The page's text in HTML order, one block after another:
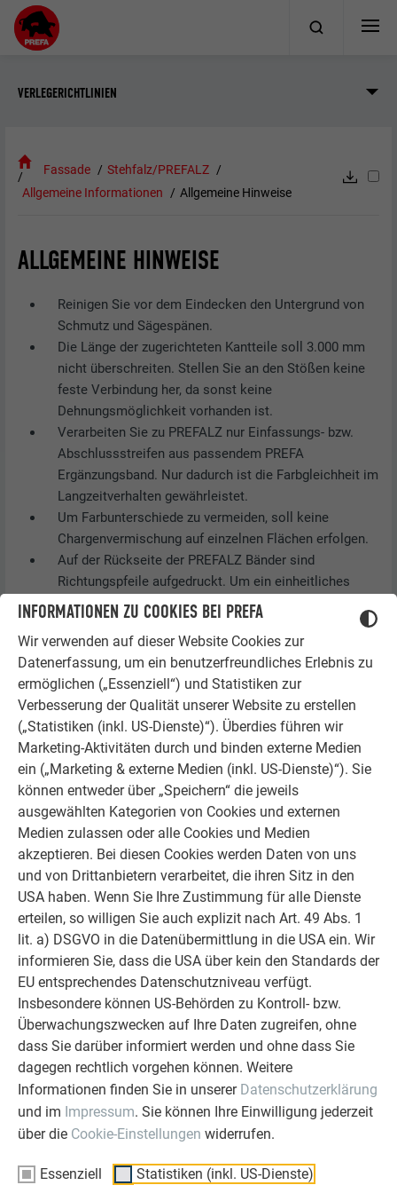
INFORMATIONEN ZU COOKIES BEI PREFA
Wir verwenden auf dieser Website Cookies zur
Datenerfassung, um ein benutzerfreundliches Erlebnis zu
ermöglichen („Essenziell“) und Statistiken zur
Verbesserung der Qualität unserer Website zu erstellen
(„Statistiken (inkl. US-Dienste)“). Überdies führen wir
Marketing-Aktivitäten durch und binden externe Medien
ein („Marketing & externe Medien (inkl. US-Dienste)“). Sie
können entweder über „Speichern“ die jeweils
ausgewählten Kategorien von Cookies und externen
Medien zulassen oder alle Cookies und Medien
akzeptieren. Bei diesen Cookies werden Daten von uns
und von Drittanbietern verarbeitet, die ihren Sitz in den
USA haben. Wenn Sie Ihre Zustimmung für alle Dienste
erteilen, so willigen Sie auch explizit nach Art. 49 Abs. 1
lit. a) DSGVO in die Datenübermittlung in die USA ein. Wir
informieren Sie, dass die USA über kein den Standards der
EU entsprechendes Datenschutzniveau verfügt.
Insbesondere können US-Behörden zu Kontroll- bzw.
Überwachungszwecken auf Ihre Daten zugreifen, ohne
dass Sie darüber informiert werden und ohne dass Sie
dagegen rechtlich vorgehen können. Weitere
Informationen finden Sie in unserer Datenschutzerklärung
und im Impressum. Sie können Ihre Einwilligung jederzeit
über die Cookie-Einstellungen widerrufen.
Essenziell Statistiken (inkl. US-Dienste)
VERLEGERICHTLINIEN
Fassade
Stehfalz/PREFALZ
Allgemeine Informationen
Allgemeine Hinweise
ALLGEMEINE HINWEISE
Reinigen Sie vor dem Eindecken den Untergrund von
Schmutz und Sägespänen.
Die Länge der zugerichteten Kantteile soll 3.000 mm
nicht überschreiten. Stellen Sie an den Stößen keine
feste Verbindung her, da sonst keine
Dehnungsmöglichkeit vorhanden ist.
Verarbeiten Sie zu PREFALZ nur Einfassungs- bzw.
Abschlussstreifen aus passendem PREFA
Ergänzungsband. Nur dadurch ist die Farbgleichheit im
Langzeitverhalten gewährleistet.
Um Farbunterschiede zu vermeiden, soll keine
Chargenvermischung auf einzelnen Flächen erfolgen.
Auf der Rückseite der PREFALZ Bänder sind
Richtungspfeile aufgedruckt. Um ein einheitliches
Erscheinungsbild zu erzielen, achten Sie unbedingt
einheitlich ausgerichtet ist.
Bei PREFA Deckungen über dickeren Trennlagen
benötigen Sie längere Rillennägel (z. B. 2,8/40).
Das Überstreichen oder Ausbessern von Kratzern auf
bandbeschichteten Aluminiumprodukten ist aufgrund
der Korrosionsbeständigkeit von Aluminium nicht
erforderlich. Beim Ausbessern von Kratzern kann es
aufgrund unterschiedlicher Lackqualitäten der
Ausbesserungslacke/-stifte zu Farbunterschieden
kommen.
Die Verarbeitungstemperatur sollte 0 °C nicht
unterschreiten.
Geringfügige Farbabweichungen sind kein
Qualitätsmangel. Kleine Kratzspuren sind
verarbeitungsbedingt möglich und beeinträchtigen die
Funktion und Haltbarkeit nicht.
Eindeckungen und Bekleidungen aus PREFALZ sind
„nicht selbsttragende Profile“ und besitzen keine
absolut plane Oberfläche. Es handelt sich hierbei um
die für Dünnblech typische Verformung. Eine leichte
Wellenbildung ist für alle Dünnbleche charakteristisch
und stellt keinen Mangel dar.
Beachten Sie unbedingt die Einhaltung und Kontrolle
aller Sicherheitsmaßnahmen vor Beginn Ihrer Arbeit.
Sicherheitsmaßnahmen wie Fassadengerüste und